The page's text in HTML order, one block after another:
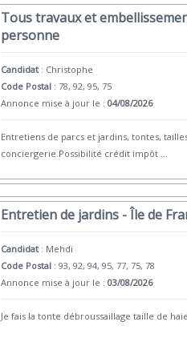
Tous travaux et
personne
Candidat : Christophe
Code Postal : 78, 92, 95, 75
Annonce mise à jour le :04/08/2026
Entretiens de parcs et jardins, tontes,
conciergerie.Possibilité crédit impôt ...
Entretien de jardins - Île de
Candidat : Mehdi
Code Postal : 93, 92, 94, 95, 77, 75, 78
Annonce mise à jour le :03/08/2026
Je fais la tonte débroussaillage taille de